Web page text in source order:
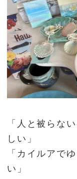
「人と被らな
しい」
「カイルアで
い」